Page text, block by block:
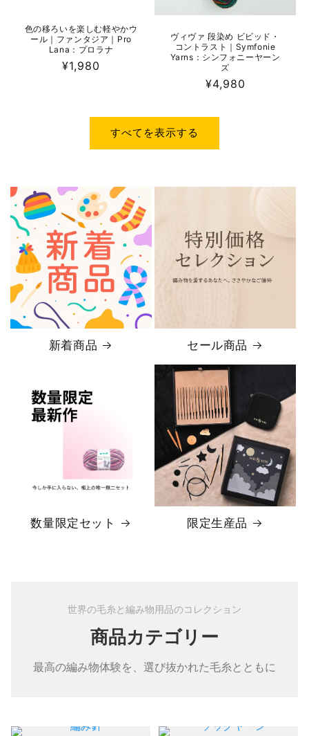
色の移ろいを楽しむ軽やかウ
ール｜ファンタジア｜Pro
Lana：プロラナ
通
¥1,980
ヴィヴァ 段染め ビビッド・
コントラスト｜Symfonie
Yarns：シンフォニーヤーン
ズ
通
価
¥4,980
すべてを表示する
新着商品 セール商品
数量限定セット 限定生産品
世界の毛糸と編み物用品のコレクション
商品カテゴリー
最高の編み物体験を、選び抜かれた毛糸とともに